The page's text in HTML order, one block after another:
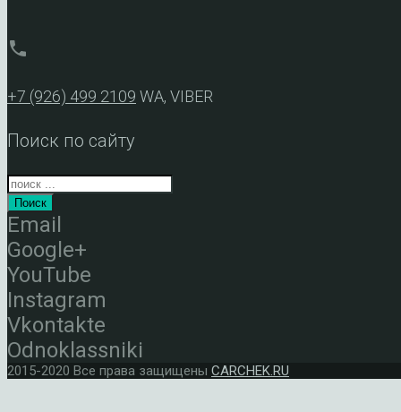
phone
+7 (926) 499 2109 WA, VIBER
Поиск по сайту
Поиск
Email
Google+
YouTube
Instagram
Vkontakte
Odnoklassniki
2015-2020 Все права защищены CARCHEK.RU